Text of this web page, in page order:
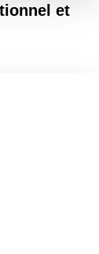
et